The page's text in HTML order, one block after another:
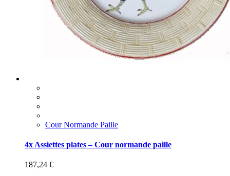
Cour Normande Paille
4x Assiettes plates – Cour normande paille
187,24 €